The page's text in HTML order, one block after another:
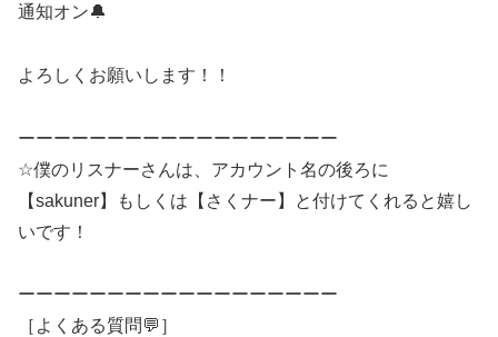
通知オン🔔
よろしくお願いします！！
ーーーーーーーーーーーーーーーーーー
☆僕のリスナーさんは、アカウント名の後ろに
【sakuner】もしくは【さくナー】と付けてくれると嬉し
いです！
ーーーーーーーーーーーーーーーーーー
［よくある質問💬］